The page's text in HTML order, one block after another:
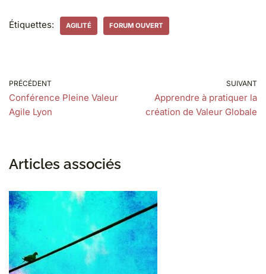
Étiquettes: AGILITÉ FORUM OUVERT
PRÉCÉDENT
Conférence Pleine Valeur
Agile Lyon
SUIVANT
Apprendre à pratiquer la
création de Valeur Globale
Articles associés